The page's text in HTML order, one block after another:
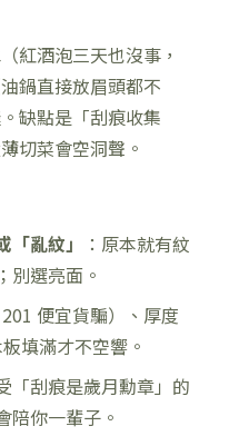
紅酒泡三天也沒事，
鍋直接放眉頭都不
缺點是「刮痕收集
切菜會空洞聲。
亂紋」
：原本就有紋
別選亮面。
便宜貨騙）、厚度
填滿才不空響。
「刮痕是歲月勳章」的
陪你一輩子。